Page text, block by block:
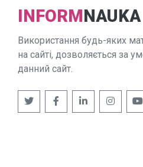
INFORMNAUKA
Використання будь-яких
на сайті, дозволяється за
данний сайт.